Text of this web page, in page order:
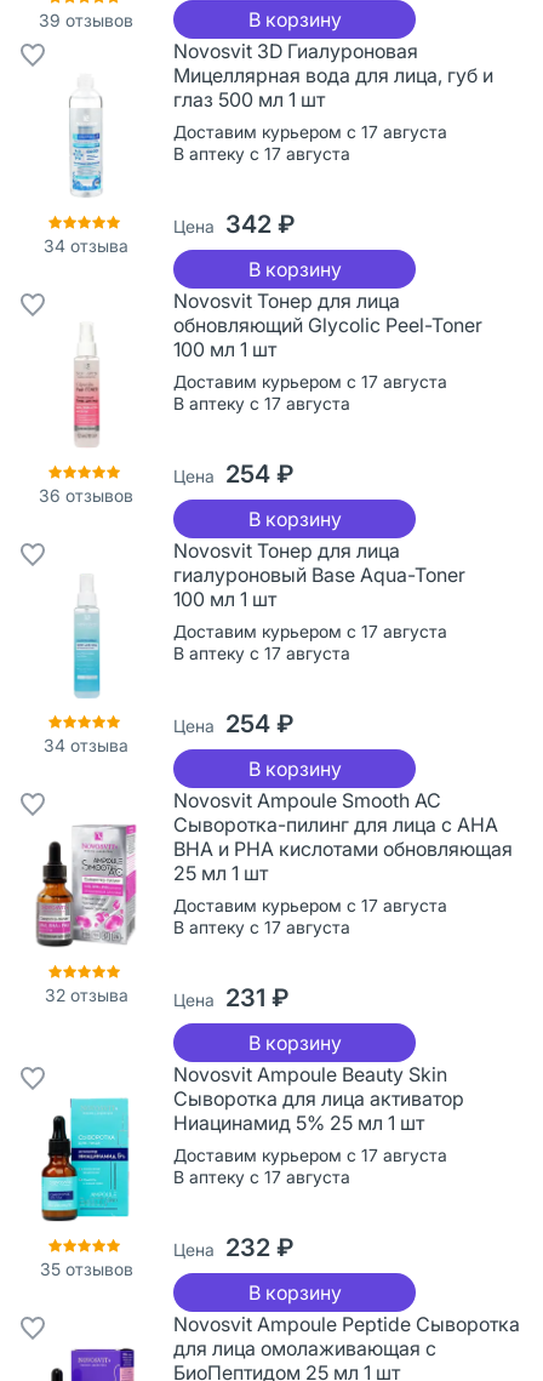
39 отзывов В корзину
34 отзыва
Novosvit 3D Гиалуроновая
Мицеллярная вода для лица, губ и
глаз 500 мл 1 шт
Доставим курьером с 17 августа
В аптеку с 17 августа
Цена 342 ₽
В корзину
36 отзывов
Novosvit Тонер для лица
обновляющий Glycolic Peel-Toner
100 мл 1 шт
Доставим курьером с 17 августа
В аптеку с 17 августа
Цена 254 ₽
В корзину
34 отзыва
Novosvit Тонер для лица
гиалуроновый Base Aqua-Toner
100 мл 1 шт
Доставим курьером с 17 августа
В аптеку с 17 августа
Цена 254 ₽
В корзину
32отзыва
Novosvit Ampoule Smooth AC
Сыворотка-пилинг для лица c AHA
BHA и PHA кислотами обновляющая
25 мл 1 шт
Доставим курьером с 17 августа
В аптеку с 17 августа
Цена 231 ₽
В корзину
35отзывов
Novosvit Ampoule Beauty Skin
Сыворотка для лица активатор
Ниацинамид 5% 25 мл 1 шт
Доставим курьером с 17 августа
В аптеку с 17 августа
Цена 232 ₽
В корзину
Novosvit Ampoule Peptide Сыворотка
для лица омолаживающая с
БиоПептидом 25 мл 1 шт